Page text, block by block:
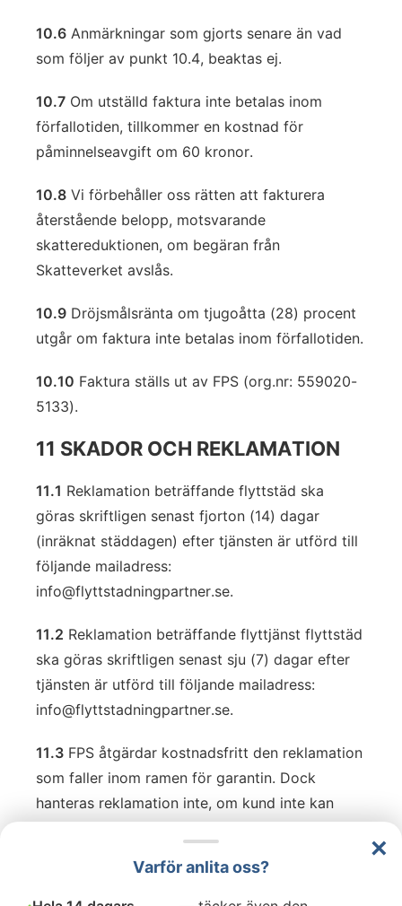
10.6 Anmärkningar som gjorts senare än vad
som följer av punkt 10.4, beaktas ej.
10.7 Om utställd faktura inte betalas inom
förfallotiden, tillkommer en kostnad för
påminnelseavgift om 60 kronor.
10.8 Vi förbehåller oss rätten att fakturera
återstående belopp, motsvarande
skattereduktionen, om begäran från
Skatteverket avslås.
10.9 Dröjsmålsränta om tjugoåtta (28) procent
utgår om faktura inte betalas inom förfallotiden.
10.10 Faktura ställs ut av FPS (org.nr: 559020-
5133).
11 SKADOR OCH REKLAMATION
11.1 Reklamation beträffande flyttstäd ska
göras skriftligen senast fjorton (14) dagar
(inräknat städdagen) efter tjänsten är utförd till
följande mailadress:
info@flyttstadningpartner.se.
11.2 Reklamation beträffande flyttjänst flyttstäd
ska göras skriftligen senast sju (7) dagar efter
tjänsten är utförd till följande mailadress:
info@flyttstadningpartner.se.
11.3 FPS åtgärdar kostnadsfritt den reklamation
som faller inom ramen för garantin. Dock
hanteras reklamation inte, om kund inte kan
första hand åtgärda reklamationen på egen
×
Varför anlita oss?